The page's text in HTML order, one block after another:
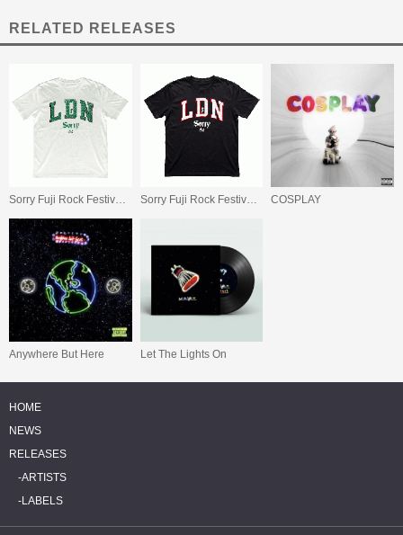
RELATED RELEASES
Sorry Fuji Rock Festival T-shirts 2026 (White) Sorry Fuji Rock Festival T-shirts 2026 (Black) COSPLAY
Anywhere But Here Let The Lights On
HOME
NEWS
RELEASES
ARTISTS
LABELS